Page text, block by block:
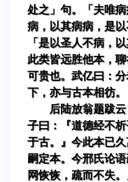
处之」句。「夫唯
病，以其病病，是
「是以圣人不病，
此类皆远胜他本，
可贵也。武亿曰：
下，亦与古本相彷。
后陆放翁题跋
子曰：『道德经不
于古。』今此本已
嗣定本。今邢氏论
网恢恢，疏而不失